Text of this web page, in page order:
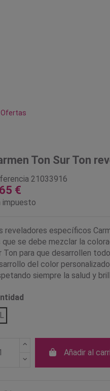
Ofertas
Ton Sur Ton
21033916
€
impuesto
reveladores específicos
que se debe mezclar la
Ton para que desarrollen
del color
siempre la salud y
Añadir al